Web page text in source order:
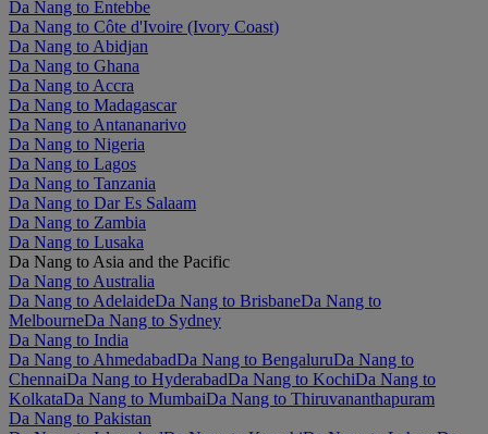
Da Nang to Entebbe
Da Nang to Côte d'Ivoire (Ivory Coast)
Da Nang to Abidjan
Da Nang to Ghana
Da Nang to Accra
Da Nang to Madagascar
Da Nang to Antananarivo
Da Nang to Nigeria
Da Nang to Lagos
Da Nang to Tanzania
Da Nang to Dar Es Salaam
Da Nang to Zambia
Da Nang to Lusaka
Da Nang to Asia and the Pacific
Da Nang to Australia
Da Nang to AdelaideDa Nang to BrisbaneDa Nang to
MelbourneDa Nang to Sydney
Da Nang to India
Da Nang to AhmedabadDa Nang to BengaluruDa Nang to
ChennaiDa Nang to HyderabadDa Nang to KochiDa Nang to
KolkataDa Nang to MumbaiDa Nang to Thiruvananthapuram
Da Nang to Pakistan